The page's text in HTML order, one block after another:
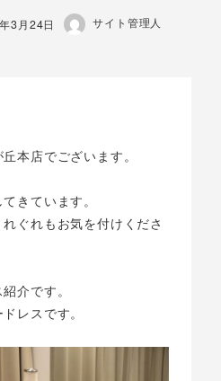
3月24日
著
サイト管理人
本店でございます。
きています。
ぐれもお気を付けくださ
介です。
レスです。